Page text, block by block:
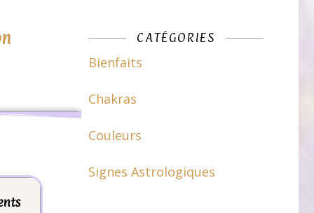
CATÉGORIES
Bienfaits
Chakras
Couleurs
Signes Astrologiques